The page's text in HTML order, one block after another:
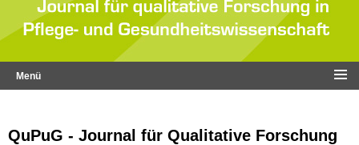
Menü
QuPuG - Journal für Qualitative Forschung